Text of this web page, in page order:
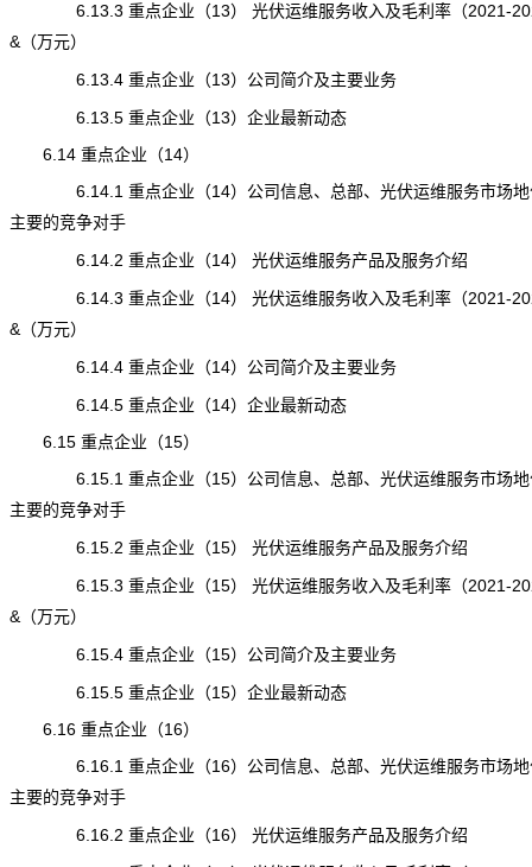
6.13.3 重点企业（13） 光伏运维服务收入及毛利率（2021-
&（万元）
6.13.4 重点企业（13）公司简介及主要业务
6.13.5 重点企业（13）企业最新动态
6.14 重点企业（14）
6.14.1 重点企业（14）公司信息、总部、光伏运维服务市场地
主要的竞争对手
6.14.2 重点企业（14） 光伏运维服务产品及服务介绍
6.14.3 重点企业（14） 光伏运维服务收入及毛利率（2021-
&（万元）
6.14.4 重点企业（14）公司简介及主要业务
6.14.5 重点企业（14）企业最新动态
6.15 重点企业（15）
6.15.1 重点企业（15）公司信息、总部、光伏运维服务市场地
主要的竞争对手
6.15.2 重点企业（15） 光伏运维服务产品及服务介绍
6.15.3 重点企业（15） 光伏运维服务收入及毛利率（2021-
&（万元）
6.15.4 重点企业（15）公司简介及主要业务
6.15.5 重点企业（15）企业最新动态
6.16 重点企业（16）
6.16.1 重点企业（16）公司信息、总部、光伏运维服务市场地
主要的竞争对手
6.16.2 重点企业（16） 光伏运维服务产品及服务介绍